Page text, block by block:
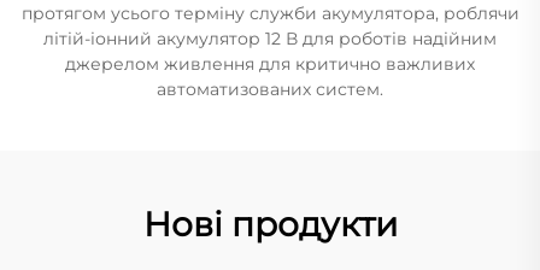
протягом усього терміну служби акумулятора, роблячи
літій-іонний акумулятор 12 В для роботів надійним
джерелом живлення для критично важливих
автоматизованих систем.
Нові продукти